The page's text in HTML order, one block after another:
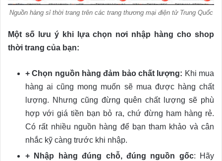
Nguồn hàng sỉ thời trang trên các trang thương mại điện tử Trung Quốc
Một số lưu ý khi lựa chọn nơi nhập hàng cho shop
thời trang của bạn:
+ Chọn nguồn hàng đảm bảo chất lượng: Khi mua
hàng ai cũng mong muốn sẽ mua được hàng chất
lượng. Nhưng cũng đừng quên chất lượng sẽ phù
hợp với giá tiền bạn bỏ ra, chứ đừng ham hàng rẻ.
Có rất nhiều nguồn hàng để bạn tham khảo và cân
nhắc kỹ càng trước khi nhập.
+ Nhập hàng đúng chỗ, đúng nguồn gốc: Hãy